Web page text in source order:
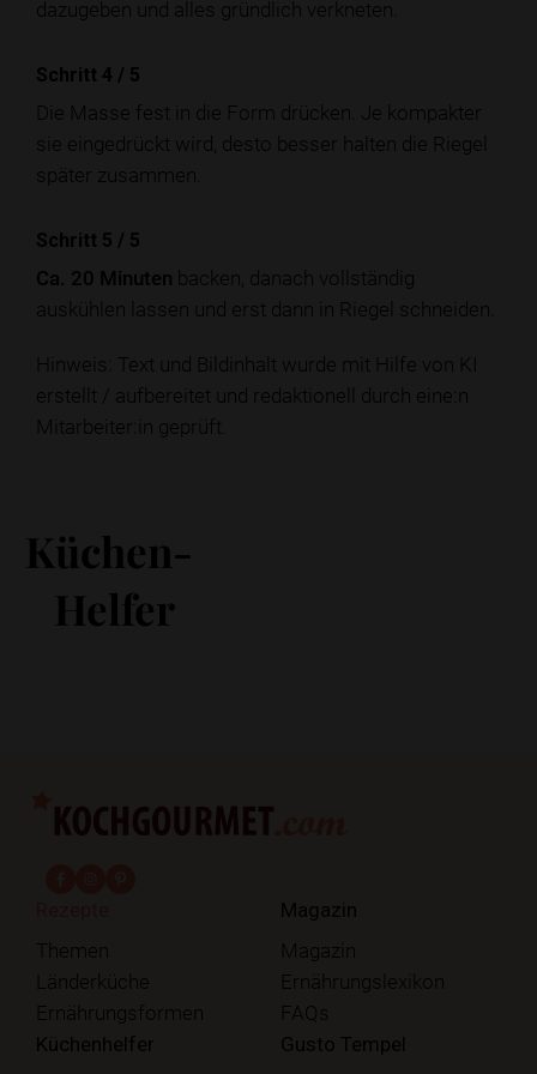
dazugeben und alles gründlich verkneten.
Schritt 4 / 5
Die Masse fest in die Form drücken. Je kompakter
sie eingedrückt wird, desto besser halten die Riegel
später zusammen.
Schritt 5 / 5
Ca. 20 Minuten backen, danach vollständig
auskühlen lassen und erst dann in Riegel schneiden.
Hinweis: Text und Bildinhalt wurde mit Hilfe von KI
erstellt / aufbereitet und redaktionell durch eine:n
Mitarbeiter:in geprüft.
Küchen-
Helfer
Themen
Länderküche
Ernährungsformen
Magazin
Magazin
Ernährungslexikon
FAQs
Küchenhelfer Gusto Tempel